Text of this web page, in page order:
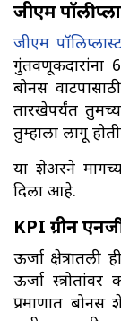
जीएम
जीएम
गुंतवणूकदारांना
बोनस
तारखेपर्यंत
तुम्हाला लागू
या शेअरने
दिला आहे.
KPI ग्रीन
ऊर्जा
ऊर्जा
प्रमाणात